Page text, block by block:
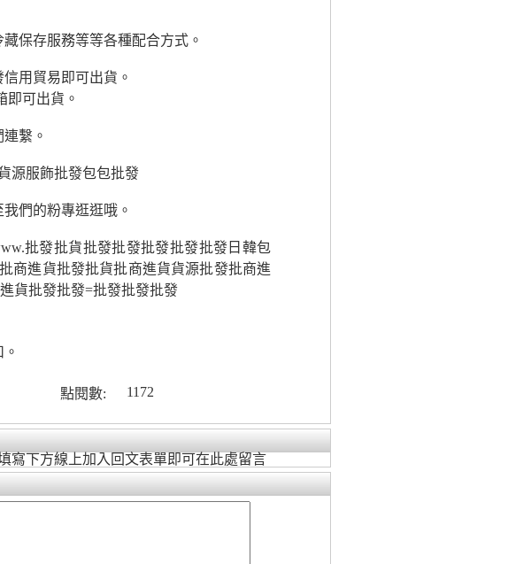
保存服務等等各種配合方式。
用貿易即可出貨。
即可出貨。
繫。
源服飾批發包包批發
們的粉專逛逛哦。
批發批貨批發批發批發批發批發日韓包
商進貨批發批貨批商進貨貨源批發批商進
貨批發批發=批發批發批發
點閱數: 1172
寫下方線上加入回文表單即可在此處留言